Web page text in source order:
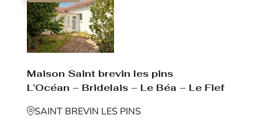
Maison Saint brevin les pins
L’Océan – Bridelais – Le Béa – Le Fief
SAINT BREVIN LES PINS